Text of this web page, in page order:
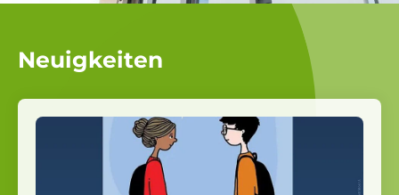
Neuigkeiten